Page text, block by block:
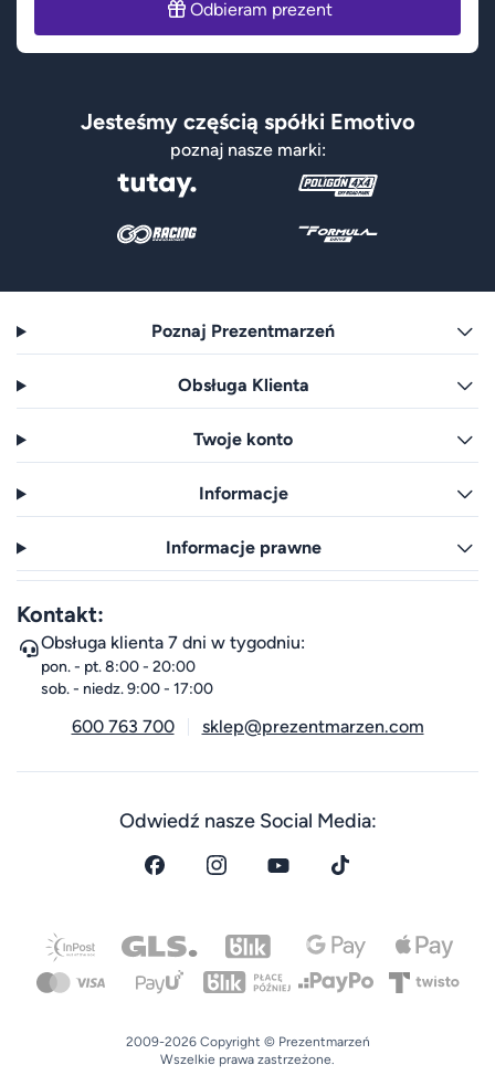
Odbieram prezent
Jesteśmy częścią spółki Emotivo
poznaj nasze marki:
Poznaj Prezentmarzeń
Obsługa Klienta
Twoje konto
Informacje
Informacje prawne
Kontakt:
Obsługa klienta 7 dni w tygodniu:
pon. - pt. 8:00 - 20:00
sob. - niedz. 9:00 - 17:00
600 763 700 sklep@prezentmarzen.com
Odwiedź nasze Social Media:
2009-2026 Copyright © Prezentmarzeń
Wszelkie prawa zastrzeżone.